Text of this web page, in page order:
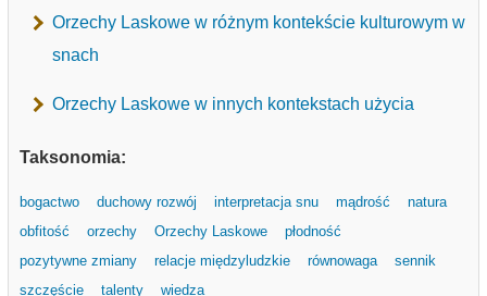
Orzechy Laskowe w różnym kontekście kulturowym w
snach
Orzechy Laskowe w innych kontekstach użycia
Taksonomia:
bogactwo duchowy rozwój interpretacja snu mądrość
natura
obfitość
orzechy Orzechy Laskowe
płodność
pozytywne zmiany
relacje międzyludzkie równowaga
sennik
szczęście
talenty wiedza